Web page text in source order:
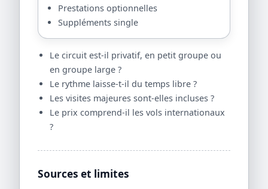
Prestations optionnelles
Suppléments single
Le circuit est-il privatif, en petit groupe ou
en groupe large ?
Le rythme laisse-t-il du temps libre ?
Les visites majeures sont-elles incluses ?
Le prix comprend-il les vols internationaux
?
Sources et limites